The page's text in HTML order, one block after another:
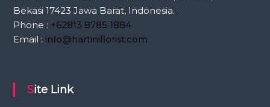
a
p
Bekasi 17423 Jawa Barat, Indonesia.
Phone : +62813 8785 1884
Email : info@hartiniflorist.com
Site Link